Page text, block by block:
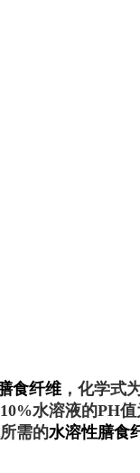
食纤维 ，化学式
水溶液的PH
需的水溶性膳食